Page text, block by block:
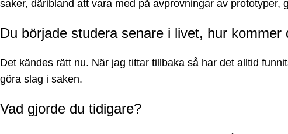
saker, däribland att vara med på avprovningar av
Du började studera senare i livet, hur kommer
Det kändes rätt nu. När jag tittar tillbaka så har det alltid
göra slag i saken.
Vad gjorde du tidigare?